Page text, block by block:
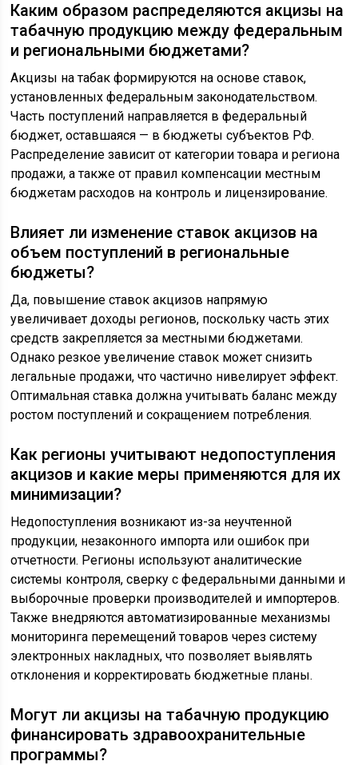
Каким образом распределяются акцизы на
табачную продукцию между федеральным
и региональными бюджетами?
Акцизы на табак формируются на основе ставок,
установленных федеральным законодательством.
Часть поступлений направляется в федеральный
бюджет, оставшаяся — в бюджеты субъектов РФ.
Распределение зависит от категории товара и региона
продажи, а также от правил компенсации местным
бюджетам расходов на контроль и лицензирование.
Влияет ли изменение ставок акцизов на
объем поступлений в региональные
бюджеты?
Да, повышение ставок акцизов напрямую
увеличивает доходы регионов, поскольку часть этих
средств закрепляется за местными бюджетами.
Однако резкое увеличение ставок может снизить
легальные продажи, что частично нивелирует эффект.
Оптимальная ставка должна учитывать баланс между
ростом поступлений и сокращением потребления.
Как регионы учитывают недопоступления
акцизов и какие меры применяются для их
минимизации?
Недопоступления возникают из-за неучтенной
продукции, незаконного импорта или ошибок при
отчетности. Регионы используют аналитические
системы контроля, сверку с федеральными данными и
выборочные проверки производителей и импортеров.
Также внедряются автоматизированные механизмы
мониторинга перемещений товаров через систему
электронных накладных, что позволяет выявлять
отклонения и корректировать бюджетные планы.
Могут ли акцизы на табачную продукцию
финансировать здравоохранительные
программы?